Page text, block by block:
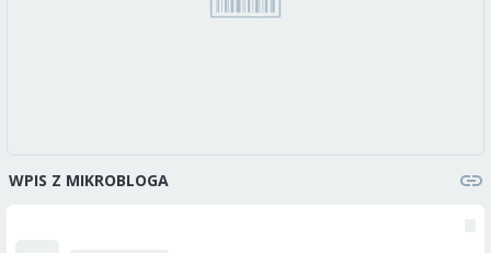
WPIS Z MIKROBLOGA